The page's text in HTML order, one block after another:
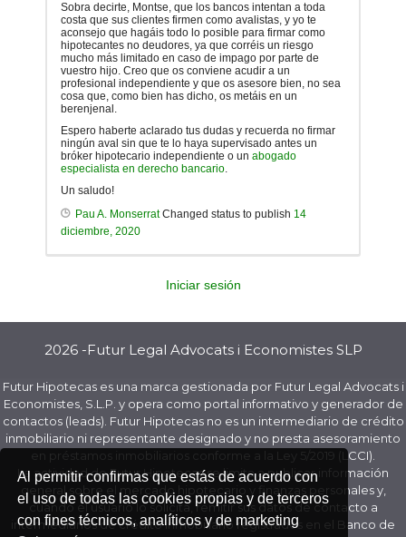
Al permitir confirmas que estás de acuerdo con
el uso de todas las cookies propias y de terceros
con fines técnicos, analíticos y de marketing
Sobra decirte, Montse, que los bancos intentan a toda
costa que sus clientes firmen como avalistas, y yo te
aconsejo que hagáis todo lo posible para firmar como
hipotecantes no deudores, ya que corréis un riesgo
mucho más limitado en caso de impago por parte de
vuestro hijo. Creo que os conviene acudir a un
profesional independiente y que os asesore bien, no sea
cosa que, como bien has dicho, os metáis en un
berenjenal.
Espero haberte aclarado tus dudas y recuerda no firmar
ningún aval sin que te lo haya supervisado antes un
bróker hipotecario independiente o un abogado
especialista en derecho bancario.
Un saludo!
Pau A. MonserratChanged status to publish 14
diciembre, 2020
Iniciar sesión
2026 -Futur Legal Advocats i Economistes SLP
Futur Hipotecas es una marca gestionada por Futur Legal Advocats i
Economistes, S.L.P. y opera como portal informativo y generador de
contactos (leads). Futur Hipotecas no es un intermediario de crédito
inmobiliario ni representante designado y no presta asesoramiento
en préstamos inmobiliarios conforme a la Ley 5/2019 (LCCI).
La actividad de Futur Hipotecas se limita a publicar información
general sobre el mercado hipotecario y finanzas personales y,
cuando el usuario lo solicita, remitir sus datos de contacto a
intermediarios de crédito inmobiliario registrados en el Banco de